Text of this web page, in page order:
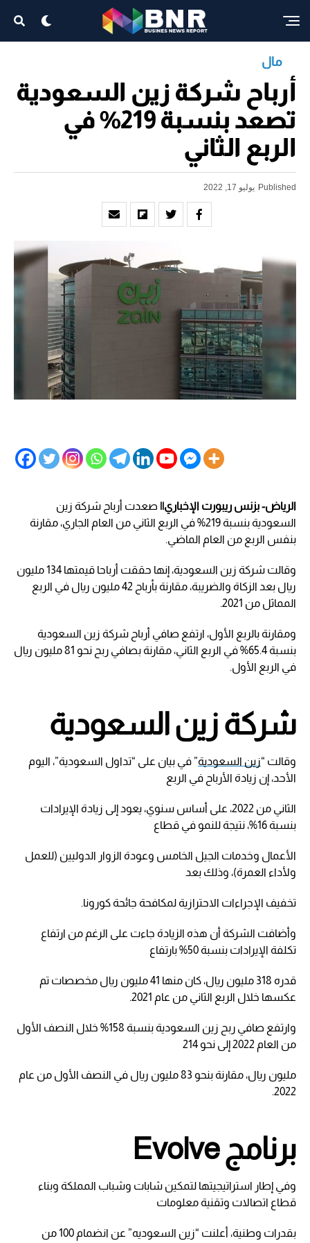
مال
أرباح شركة زين السعودية
تصعد بنسبة 219% في
الربع الثاني
Published يوليو 17, 2022
الرياض- بزنس ريبورت الإخباري|| صعدت أرباح شركة زين
السعودية بنسبة 219% في الربع الثاني من العام الجاري، مقارنة
بنفس الربع من العام الماضي.
وقالت شركة زين السعودية، إنها حققت أرباحا قيمتها 134 مليون
ريال بعد الزكاة والضريبة، مقارنة بأرباح 42 مليون ريال في الربع
المماثل من 2021.
ومقارنة بالربع الأول، ارتفع صافي أرباح شركة زين السعودية
بنسبة 65.4% في الربع الثاني، مقارنة بصافي ربح نحو 81 مليون ريال
في الربع الأول.
شركة زين السعودية
وقالت “زين السعودية” في بيان على “تداول السعودية”، اليوم
الأحد، إن زيادة الأرباح في الربع
الثاني من 2022، على أساس سنوي، يعود إلى زيادة الإيرادات
بنسبة 16%، نتيجة للنمو في قطاع
الأعمال وخدمات الجيل الخامس وعودة الزوار الدوليين (للعمل
ولأداء العمرة)، وذلك بعد
تخفيف الإجراءات الاحترازية لمكافحة جائحة كورونا.
وأضافت الشركة أن هذه الزيادة جاءت على الرغم من ارتفاع
تكلفة الإيرادات بنسبة 50% بارتفاع
قدره 318 مليون ريال، كان منها 41 مليون ريال مخصصات تم
عكسها خلال الربع الثاني من عام 2021.
وارتفع صافي ربح زين السعودية بنسبة 158% خلال النصف الأول
من العام 2022 إلى نحو 214
مليون ريال، مقارنة بنحو 83 مليون ريال في النصف الأول من عام
2022.
برنامج Evolve
وفي إطار استراتيجيتها لتمكين شابات وشباب المملكة وبناء
قطاع اتصالات وتقنية معلومات
بقدرات وطنية، أعلنت “زين السعوديه” عن انضمام 100 من